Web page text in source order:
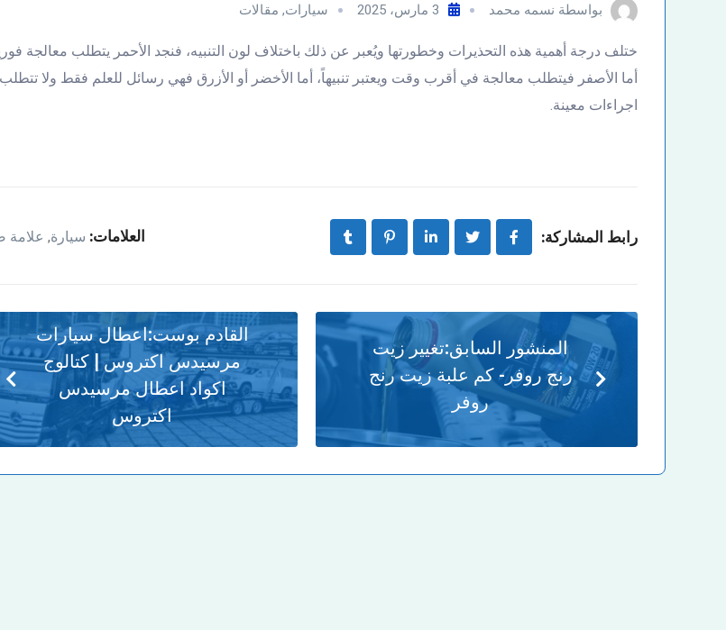
بواسطة نسمه محمد 3 مارس، 2025 سيارات, مقالات
ختلف درجة أهمية هذه التحذيرات وخطورتها ويُعبر عن ذلك باختلاف لون التنبيه، فنجد الأحمر يتطلب معالجة
أما الأصفر فيتطلب معالجة في أقرب وقت ويعتبر تنبيهاً، أما الأخضر أو الأزرق فهي رسائل للعلم فقط ولا تتطلب
اجراءات معينة.
رابط المشاركة: العلامات: سيارة, علامة
المنشور السابق:تغيير زيت
رنج روفر- كم علبة زيت رنج
روفر
القادم بوست:اعطال سيارات
مرسيدس اكتروس | كتالوج
اكواد اعطال مرسيدس
اكتروس